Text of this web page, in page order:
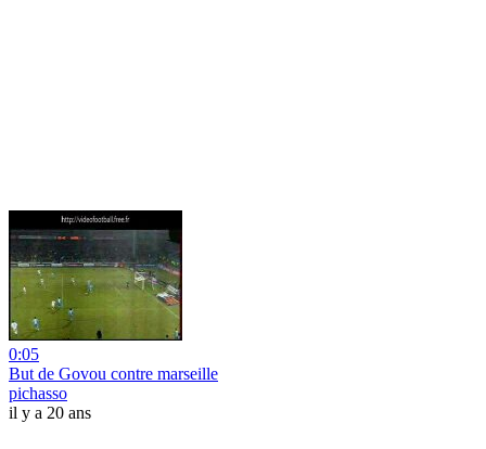
0:05
But de Govou contre marseille
pichasso
il y a 20 ans